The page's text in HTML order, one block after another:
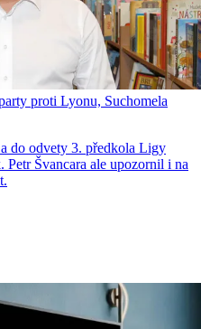
proti Lyonu, Suchomela
do odvety 3. předkola Ligy
Švancara ale upozornil i na